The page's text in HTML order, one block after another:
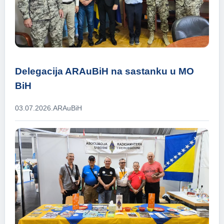
Delegacija ARAuBiH na sastanku u MO
BiH
03.07.2026. ARAuBiH